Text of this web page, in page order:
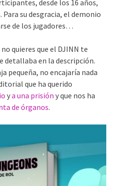
desde los 16 años,
su desgracia, el demonio
de los jugadores…
quieres que el DJINN te
detallaba en la descripción.
pequeña, no encajaría nada
que ha querido
ya una prisión y que nos ha
de órganos.